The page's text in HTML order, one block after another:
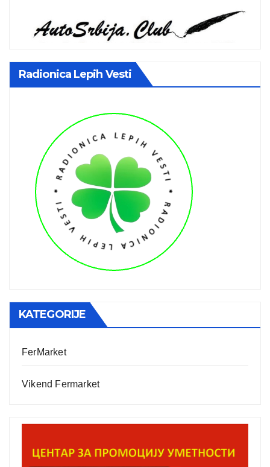
Radionica Lepih Vesti
KATEGORIJE
FerMarket
Vikend Fermarket